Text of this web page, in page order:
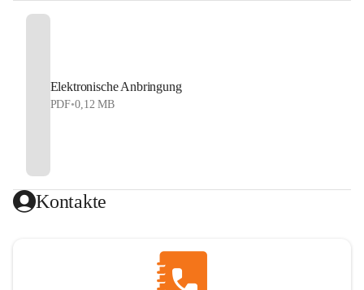
Elektronische Anbringung
PDF•0,12 MB
Kontakte